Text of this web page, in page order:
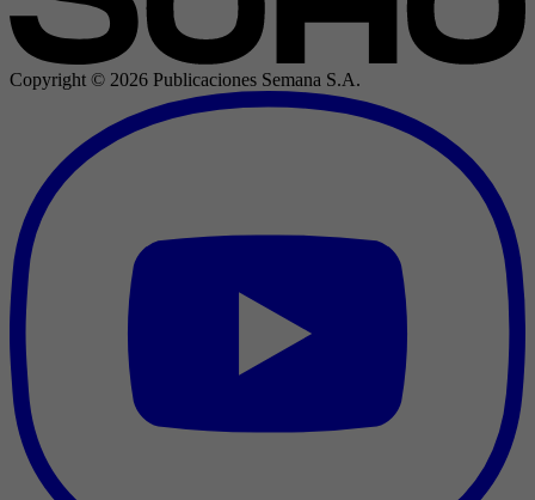
Copyright © 2026 Publicaciones Semana S.A.